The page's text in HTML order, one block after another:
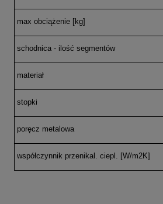
max obciążenie [kg]
schodnica - ilość segmentów
materiał
stopki
poręcz metalowa
współczynnik przenikal. ciepl. [W/m2K]